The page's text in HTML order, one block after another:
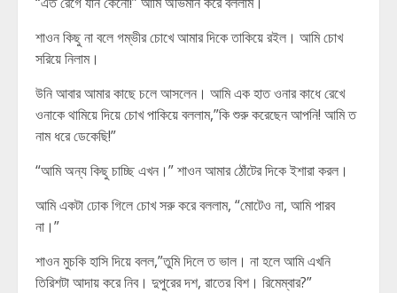
শাওন কিছু না বলে গম্ভীর চোখে আমার দিকে তাকিয়ে রইল। আমি চোখ
সরিয়ে নিলাম।
উনি আবার আমার কাছে চলে আসলেন। আমি এক হাত ওনার কাধে রেখে
ওনাকে থামিয়ে দিয়ে চোখ পাকিয়ে বললাম,”কি শুরু করেছেন আপনি! আমি ত
নাম ধরে ডেকেছি!”
“আমি অন্য কিছু চাচ্ছি এখন।” শাওন আমার ঠোঁটের দিকে ইশারা করল।
আমি একটা ঢোক গিলে চোখ সরু করে বললাম, “মোটেও না, আমি পারব
না।”
শাওন মুচকি হাসি দিয়ে বলল,”তুমি দিলে ত ভাল। না হলে আমি এখনি
তিরিশটা আদায় করে নিব। দুপুরের দশ, রাতের বিশ। রিমেম্বার?”